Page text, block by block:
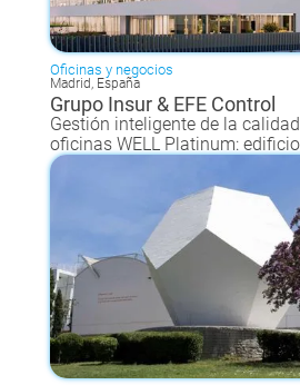
Oficinas y negocios
Madrid, España
Grupo Insur & EFE Control
Gestión inteligente de la
oficinas WELL Platinum: